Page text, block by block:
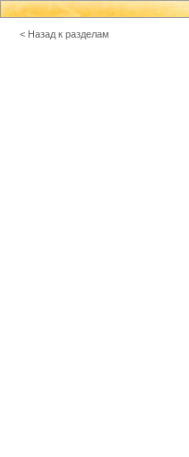
< Назад к разделам